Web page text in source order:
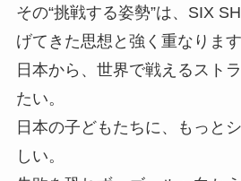
その“挑戦する姿勢”は、SIX
げてきた思想と強く重なります
日本から、世界で戦えるスト
たい。
日本の子どもたちに、もっと
しい。